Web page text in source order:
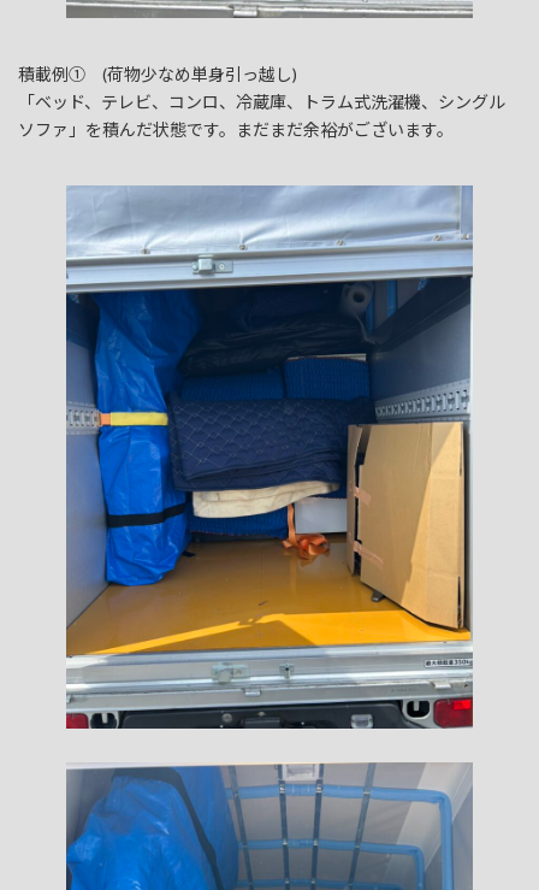
積載例① (荷物少なめ単身引っ越し)
「ベッド、テレビ、コンロ、冷蔵庫、トラム式洗濯機、シングル
ソファ」を積んだ状態です。まだまだ余裕がございます。